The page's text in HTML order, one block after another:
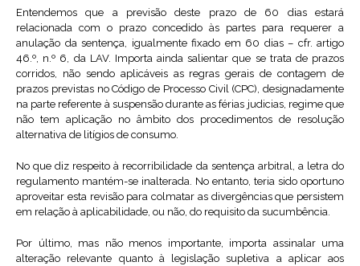
Entendemos que a previsão deste prazo de 60 dias estará
relacionada com o prazo concedido às partes para requerer a
anulação da sentença, igualmente fixado em 60 dias – cfr. artigo
46.º, n.º 6, da LAV. Importa ainda salientar que se trata de prazos
corridos, não sendo aplicáveis as regras gerais de contagem de
prazos previstas no Código de Processo Civil (CPC), designadamente
na parte referente à suspensão durante as férias judicias, regime que
não tem aplicação no âmbito dos procedimentos de resolução
alternativa de litígios de consumo.
No que diz respeito à recorribilidade da sentença arbitral, a letra do
regulamento mantém-se inalterada. No entanto, teria sido oportuno
aproveitar esta revisão para colmatar as divergências que persistem
em relação à aplicabilidade, ou não, do requisito da sucumbência.
Por último, mas não menos importante, importa assinalar uma
alteração relevante quanto à legislação supletiva a aplicar aos